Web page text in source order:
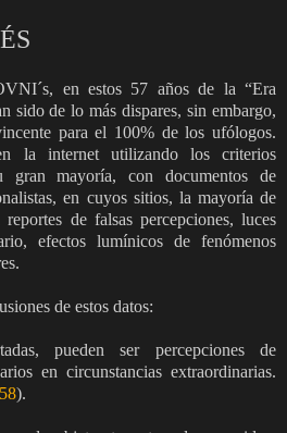
en estos 57 años de la “Era
sido de lo más dispares, sin embargo,
para el 100% de los ufólogos.
la internet utilizando los criterios
gran mayoría, con documentos de
en cuyos sitios, la mayoría de
de falsas percepciones, luces
efectos lumínicos de fenómenos
de estos datos:
pueden ser percepciones de
en circunstancias extraordinarias.
).